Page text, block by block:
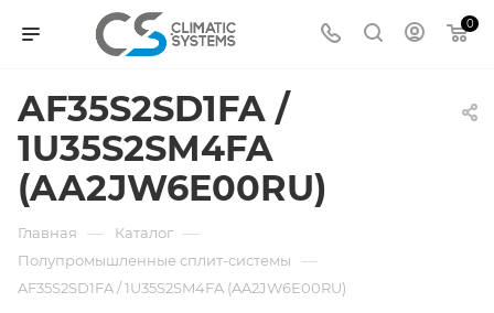
0
AF35S2SD1FA /
1U35S2SM4FA
(AA2JW6E00RU)
Главная — Каталог —
Полупромышленные сплит-системы —
AF35S2SD1FA / 1U35S2SM4FA (AA2JW6E00RU)